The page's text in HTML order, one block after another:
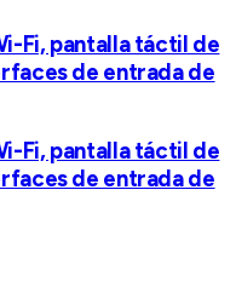
Fi, pantalla táctil de
de entrada de
Fi, pantalla táctil de
de entrada de